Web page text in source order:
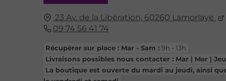
23 Av. de la Libération, 60260 Lamorlaye
09 74 56 41 74
Récupérer sur place : Mar - Sam : 9h - 13h
Livraisons possibles nous contacter : Mar | Mer | Jeu
La boutique est ouverte du mardi au jeudi, ainsi